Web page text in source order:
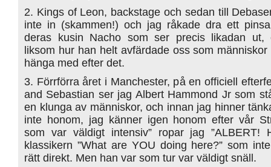
2. Kings of Leon, backstage och sedan till
inte in (skammen!) och jag råkade dra ett
deras kusin Nacho som ser precis likadan ut,
liksom hur han helt avfärdade oss som
hänga med efter det.
3. Förrförra året i Manchester, på en officiell
and Sebastian ser jag Albert Hammond Jr som
en klunga av människor, och innan jag hinner
inte honom, jag känner igen honom efter vår
som var väldigt intensiv” ropar jag ”ALBERT!
klassikern ”What are YOU doing here?” som
rätt direkt. Men han var som tur var väldigt snäll.